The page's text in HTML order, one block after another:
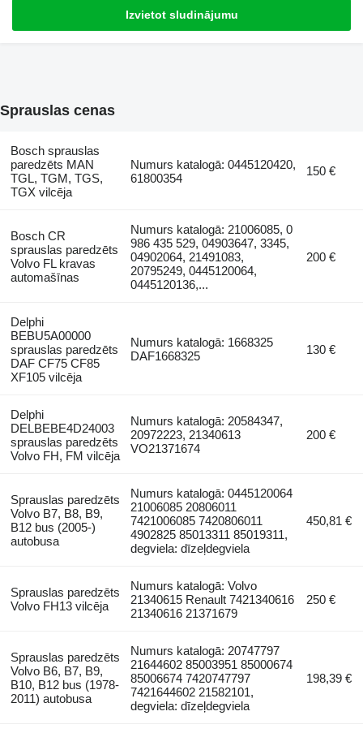
Izvietot sludinājumu
Sprauslas cenas
Bosch sprauslas
paredzēts MAN
TGL, TGM, TGS,
TGX vilcēja
Numurs katalogā: 0445120420,
61800354
150 €
Bosch CR
sprauslas paredzēts
Volvo FL kravas
automašīnas
Numurs katalogā: 21006085, 0
986 435 529, 04903647, 3345,
04902064, 21491083,
20795249, 0445120064,
0445120136,...
200 €
Delphi
BEBU5A00000
sprauslas paredzēts
DAF CF75 CF85
XF105 vilcēja
Numurs katalogā: 1668325
DAF1668325
130 €
Delphi
DELBEBE4D24003
sprauslas paredzēts
Volvo FH, FM vilcēja
Numurs katalogā: 20584347,
20972223, 21340613
VO21371674
200 €
Sprauslas paredzēts
Volvo B7, B8, B9,
B12 bus (2005-)
autobusa
Numurs katalogā: 0445120064
21006085 20806011
7421006085 7420806011
4902825 85013311 85019311,
degviela: dīzeļdegviela
450,81 €
Sprauslas paredzēts
Volvo FH13 vilcēja
Numurs katalogā: Volvo
21340615 Renault 7421340616
21340616 21371679
250 €
Sprauslas paredzēts
Volvo B6, B7, B9,
B10, B12 bus (1978-
2011) autobusa
Numurs katalogā: 20747797
21644602 85003951 85000674
85006674 7420747797
7421644602 21582101,
degviela: dīzeļdegviela
198,39 €